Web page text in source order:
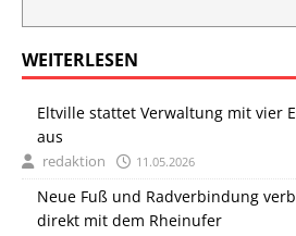
WEITERLESEN
Eltville stattet Verwaltung mit vier
aus
redaktion 11.05.2026
Neue Fuß und Radverbindung
direkt mit dem Rheinufer